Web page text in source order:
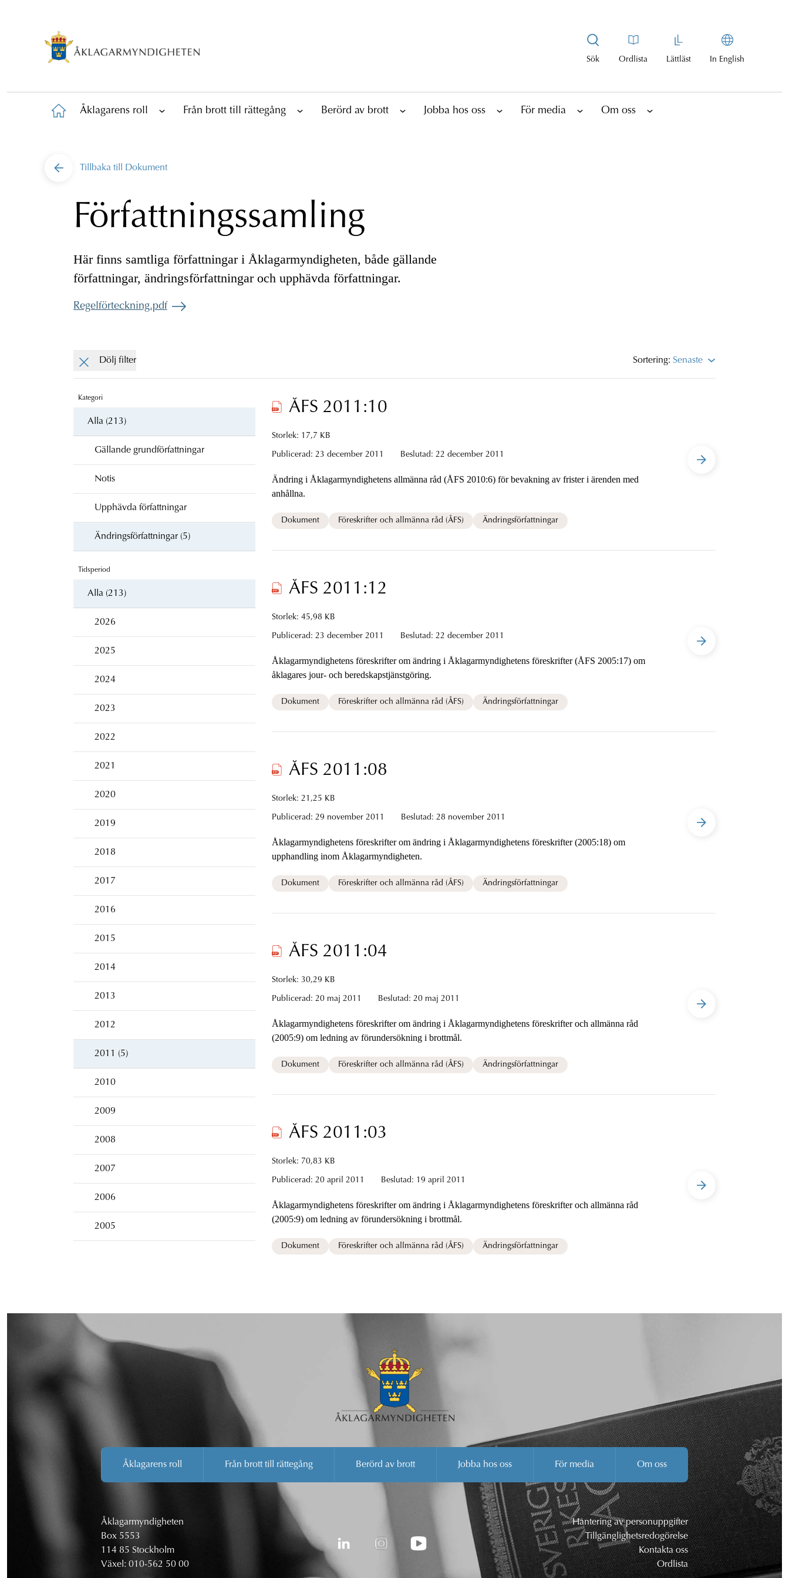
Sök Ordlista Lättläst In English
Åklagarens roll Från brott till rättegång Berörd av brott Jobba hos oss För media Om oss
Tillbaka till Dokument
Författningssamling
Här finns samtliga författningar i Åklagarmyndigheten, både gällande
författningar, ändringsförfattningar och upphävda författningar.
Regelförteckning.pdf
Dölj filter
Kategori
Alla (213)
Gällande grundförfattningar
Notis
Upphävda författningar
Ändringsförfattningar (5)
Tidsperiod
Alla (213)
2026
2025
2024
2023
2022
2021
2020
2019
2018
2017
2016
2015
2014
2013
2012
2011 (5)
2010
2009
2008
2007
2006
2005
Sortering:Senaste
ÅFS 2011:10
Storlek: 17,7 KB
Publicerad: 23 december 2011 Beslutad: 22 december 2011
Ändring i Åklagarmyndighetens allmänna råd (ÅFS 2010:6) för bevakning av frister i ärenden med
anhållna.
Dokument Föreskrifter och allmänna råd (ÅFS) Ändringsförfattningar
ÅFS 2011:12
Storlek: 45,98 KB
Publicerad: 23 december 2011 Beslutad: 22 december 2011
Åklagarmyndighetens föreskrifter om ändring i Åklagarmyndighetens föreskrifter (ÅFS 2005:17) om
åklagares jour- och beredskapstjänstgöring.
Dokument Föreskrifter och allmänna råd (ÅFS) Ändringsförfattningar
ÅFS 2011:08
Storlek: 21,25 KB
Publicerad: 29 november 2011 Beslutad: 28 november 2011
Åklagarmyndighetens föreskrifter om ändring i Åklagarmyndighetens föreskrifter (2005:18) om
upphandling inom Åklagarmyndigheten.
Dokument Föreskrifter och allmänna råd (ÅFS) Ändringsförfattningar
ÅFS 2011:04
Storlek: 30,29 KB
Publicerad: 20 maj 2011 Beslutad: 20 maj 2011
Åklagarmyndighetens föreskrifter om ändring i Åklagarmyndighetens föreskrifter och allmänna råd
(2005:9) om ledning av förundersökning i brottmål.
Dokument Föreskrifter och allmänna råd (ÅFS) Ändringsförfattningar
ÅFS 2011:03
Storlek: 70,83 KB
Publicerad: 20 april 2011 Beslutad: 19 april 2011
Åklagarmyndighetens föreskrifter om ändring i Åklagarmyndighetens föreskrifter och allmänna råd
(2005:9) om ledning av förundersökning i brottmål.
Dokument Föreskrifter och allmänna råd (ÅFS) Ändringsförfattningar
Åklagarens roll Från brott till rättegång Berörd av brott Jobba hos oss För media Om oss
Åklagarmyndigheten
Box 5553
114 85 Stockholm
Växel: 010-562 50 00
Hantering av personuppgifter
Tillgänglighetsredogörelse
Kontakta oss
Ordlista